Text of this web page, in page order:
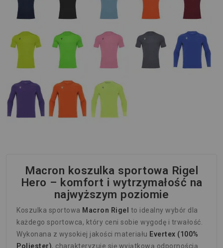
Macron koszulka sportowa Rigel
Hero – komfort i wytrzymałość na
najwyższym poziomie
Koszulka sportowa Macron Rigel to idealny wybór dla
każdego sportowca, który ceni sobie wygodę i trwałość.
Wykonana z wysokiej jakości materiału Evertex (100%
Poliester), charakteryzuje się wyjątkową odpornością